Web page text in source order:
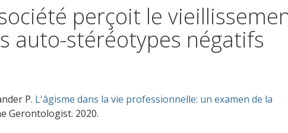
perçoit le
auto-stéréotypes négatifs
P. L'âgisme dans la vie professionnelle: un examen de la
Gerontologist. 2020.